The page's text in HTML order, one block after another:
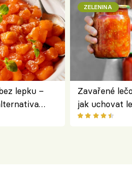
lepku –
ZELENINA
Zavařené
jak uchovat